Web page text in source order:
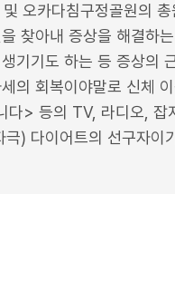
오카다침구정골원의
찾아내 증상을 해결하
기기도 하는 등 증상의
의 회복이야말로 신체
다> 등의 TV, 라디오, 잡
) 다이어트의 선구자이